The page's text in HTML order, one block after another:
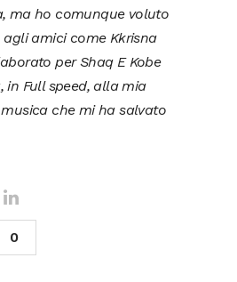
ma ho comunque voluto
agli amici come Kkrisna
per Shaq E Kobe
in Full speed, alla mia
che mi ha salvato
0